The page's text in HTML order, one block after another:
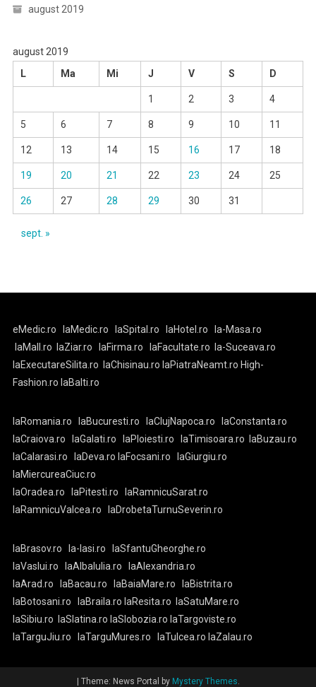
august 2019
august 2019
L
Ma Mi J V S D
1 2 3 4
5 6 7 8 9 10 11
12 13 14 15 16 17 18
19 20 21 22 23 24 25
26 27 28 29 30 31
sept. »
eMedic.ro laMedic.ro laSpital.ro laHotel.ro
la-Masa.ro
laMall.ro
laZiar.ro laFirma.ro laFacultate.ro
la-Suceava.ro
laExecutareSilita.ro
laChisinau.ro laPiatraNeamt.ro High-
Fashion.ro laBalti.ro
laRomania.ro laBucuresti.ro laClujNapoca.ro
laConstanta.ro
laCraiova.ro
laGalati.ro laPloiesti.ro laTimisoara.ro
laBuzau.ro
laCalarasi.ro
laDeva.ro laFocsani.ro
laGiurgiu.ro
laMiercureaCiuc.ro
laOradea.ro
laPitesti.ro
laRamnicuSarat.ro
laRamnicuValcea.ro
laDrobetaTurnuSeverin.ro
laBrasov.ro la-Iasi.ro
laSfantuGheorghe.ro
laVaslui.ro
laAlbaIulia.ro
laAlexandria.ro
laArad.ro
laBacau.ro laBaiaMare.ro
laBistrita.ro
laBotosani.ro
laBraila.ro laResita.ro
laSatuMare.ro
laSibiu.ro
laSlatina.ro laSlobozia.ro laTargoviste.ro
laTarguJiu.ro
laTarguMures.ro laTulcea.ro laZalau.ro
Theme: News Portal by Mystery Themes.